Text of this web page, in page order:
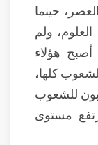
حينما
ولم
هؤلاء
كلها،
للشعوب
مستوى